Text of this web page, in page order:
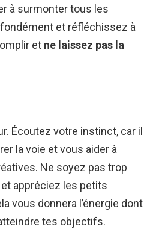
à surmonter tous les
et réfléchissez à
et ne laissez pas la
Écoutez votre instinct, car il
la voie et vous aider à
Ne soyez pas trop
appréciez les petits
vous donnera l’énergie dont
tes objectifs.